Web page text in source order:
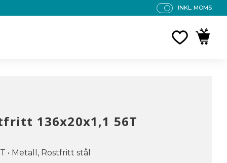
P
INKL. MOMS
136x20x1,1 56T
T • Metall, Rostfritt stål